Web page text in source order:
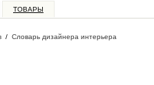
ТОВАРЫ
/ Словарь дизайнера интерьера